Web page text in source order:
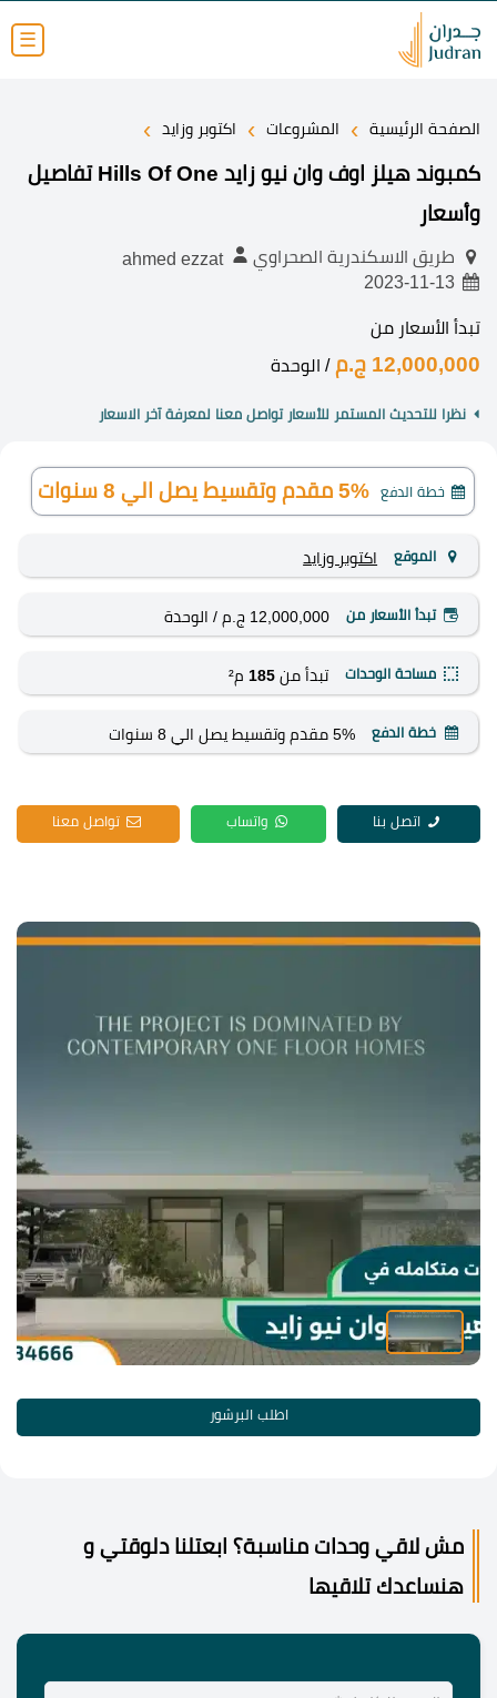
☰
الصفحة الرئيسية › المشروعات › اكتوبر وزايد ›
كمبوند هيلز اوف وان نيو زايد Hills Of One تفاصيل
وأسعار
طريق الاسكندرية الصحراوي
ahmed ezzat
2023-11-13
تبدأ الأسعار من
12,000,000 ج.م / الوحدة
نظرا للتحديث المستمر للأسعار تواصل معنا لمعرفة آخر الاسعار
خطة الدفع 5% مقدم وتقسيط يصل الي 8 سنوات
الموقع اكتوبر وزايد
تبدأ الأسعار من 12,000,000 ج.م / الوحدة
مساحة الوحدات تبدأ من 185 م²
خطة الدفع 5% مقدم وتقسيط يصل الي 8 سنوات
اتصل بنا واتساب تواصل معنا
اطلب البرشور
مش لاقي وحدات مناسبة؟ ابعتلنا دلوقتي و
هنساعدك تلاقيها